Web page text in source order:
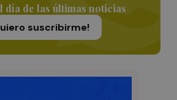
día de las últimas noticias
suscribirme!